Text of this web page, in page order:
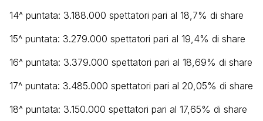
14^ puntata: 3.188.000 spettatori pari al 18,7% di share
15^ puntata: 3.279.000 spettatori pari al 19,4% di share
16^ puntata: 3.379.000 spettatori pari al 18,69% di share
17^ puntata: 3.485.000 spettatori pari al 20,05% di share
18^ puntata: 3.150.000 spettatori pari al 17,65% di share